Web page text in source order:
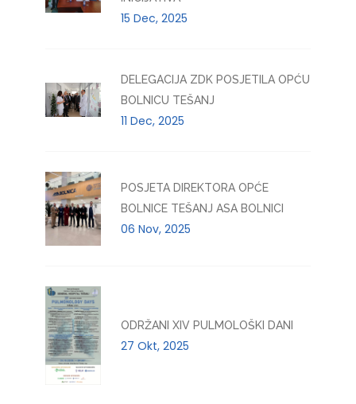
15 Dec, 2025
DELEGACIJA ZDK POSJETILA OPĆU
BOLNICU TEŠANJ
11 Dec, 2025
POSJETA DIREKTORA OPĆE
BOLNICE TEŠANJ ASA BOLNICI
06 Nov, 2025
ODRŽANI XIV PULMOLOŠKI DANI
27 Okt, 2025